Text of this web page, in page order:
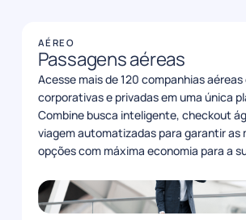
políticas de viagem em uma
plataforma inteligente. A
automatiza a busca por
reduz até 40% dos
corporativos e devolve mais
ao seu time, sem
AÉREO
Passagens aéreas
Acesse mais de 120 companhias
corporativas e privadas em uma única
Combine busca inteligente, checkout
viagem automatizadas para garantir as
opções com máxima economia para a